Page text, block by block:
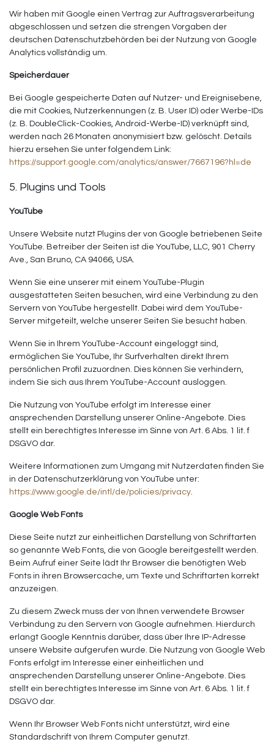
Wir haben mit Google einen Vertrag zur Auftragsverarbeitung
abgeschlossen und setzen die strengen Vorgaben der
deutschen Datenschutzbehörden bei der Nutzung von Google
Analytics vollständig um.
Speicherdauer
Bei Google gespeicherte Daten auf Nutzer- und Ereignisebene,
die mit Cookies, Nutzerkennungen (z. B. User ID) oder Werbe-IDs
(z. B. DoubleClick-Cookies, Android-Werbe-ID) verknüpft sind,
werden nach 26 Monaten anonymisiert bzw. gelöscht. Details
hierzu ersehen Sie unter folgendem Link:
https://support.google.com/analytics/answer/7667196?hl=de
5. Plugins und Tools
YouTube
Unsere Website nutzt Plugins der von Google betriebenen Seite
YouTube. Betreiber der Seiten ist die YouTube, LLC, 901 Cherry
Ave., San Bruno, CA 94066, USA.
Wenn Sie eine unserer mit einem YouTube-Plugin
ausgestatteten Seiten besuchen, wird eine Verbindung zu den
Servern von YouTube hergestellt. Dabei wird dem YouTube-
Server mitgeteilt, welche unserer Seiten Sie besucht haben.
Wenn Sie in Ihrem YouTube-Account eingeloggt sind,
ermöglichen Sie YouTube, Ihr Surfverhalten direkt Ihrem
persönlichen Profil zuzuordnen. Dies können Sie verhindern,
indem Sie sich aus Ihrem YouTube-Account ausloggen.
Die Nutzung von YouTube erfolgt im Interesse einer
ansprechenden Darstellung unserer Online-Angebote. Dies
stellt ein berechtigtes Interesse im Sinne von Art. 6 Abs. 1 lit. f
DSGVO dar.
Weitere Informationen zum Umgang mit Nutzerdaten finden Sie
in der Datenschutzerklärung von YouTube unter:
https://www.google.de/intl/de/policies/privacy.
Google Web Fonts
Diese Seite nutzt zur einheitlichen Darstellung von Schriftarten
so genannte Web Fonts, die von Google bereitgestellt werden.
Beim Aufruf einer Seite lädt Ihr Browser die benötigten Web
Fonts in ihren Browsercache, um Texte und Schriftarten korrekt
anzuzeigen.
Zu diesem Zweck muss der von Ihnen verwendete Browser
Verbindung zu den Servern von Google aufnehmen. Hierdurch
erlangt Google Kenntnis darüber, dass über Ihre IP-Adresse
unsere Website aufgerufen wurde. Die Nutzung von Google Web
Fonts erfolgt im Interesse einer einheitlichen und
ansprechenden Darstellung unserer Online-Angebote. Dies
stellt ein berechtigtes Interesse im Sinne von Art. 6 Abs. 1 lit. f
DSGVO dar.
Wenn Ihr Browser Web Fonts nicht unterstützt, wird eine
Standardschrift von Ihrem Computer genutzt.